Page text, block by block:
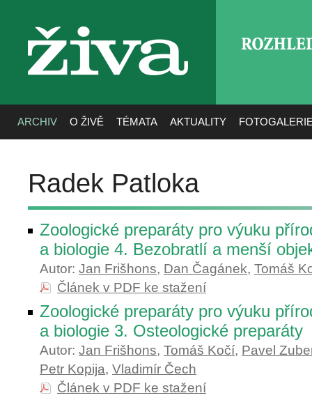
živa
ARCHIV O ŽIVĚ TÉMATA AKTUALITY
Radek Patloka
Zoologické preparáty pro výuku
a biologie 4. Bezobratlí a menší
Autor: Jan Frišhons, Dan Čagánek, Tomáš
Článek v PDF ke stažení
Zoologické preparáty pro výuku
a biologie 3. Osteologické preparáty
Autor: Jan Frišhons, Tomáš Kočí, Pavel
Petr Kopija, Vladimír Čech
Článek v PDF ke stažení